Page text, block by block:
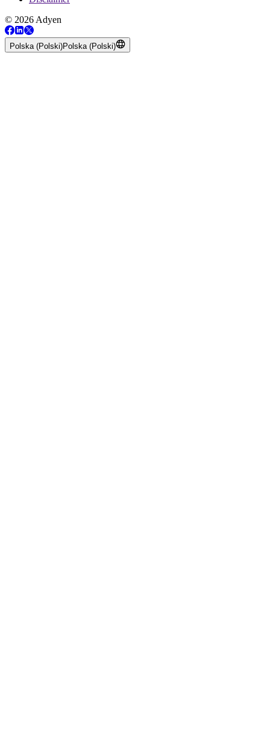
© 2026 Adyen
Polska (Polski)Polska (Polski)